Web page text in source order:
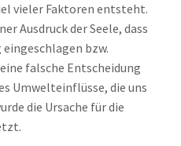
vieler Faktoren entsteht.
Ausdruck der Seele, dass
bzw.
falsche Entscheidung
Umwelteinflüsse, die uns
die Ursache für die